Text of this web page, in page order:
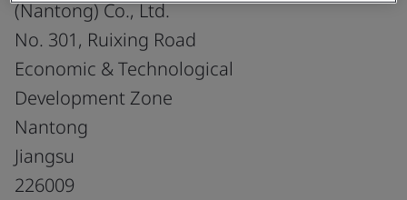
(Nantong) Co., Ltd.
No. 301, Ruixing Road
Economic & Technological
Development Zone
Nantong
Jiangsu
226009